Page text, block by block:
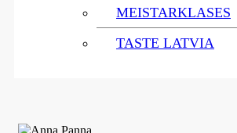
MEISTARKLASES
TASTE LATVIA